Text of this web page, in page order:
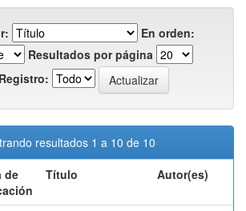
En orden:
Resultados por página
resultados 1 a 10 de 10
de
Título Autor(es)